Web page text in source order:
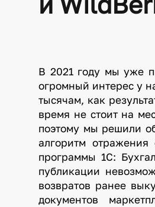
В 2021 году мы уже
огромный интерес у
тысячам, как
время не стоит на
поэтому мы решили
алгоритм
программы 1С:
публикации
возвратов ранее
документов